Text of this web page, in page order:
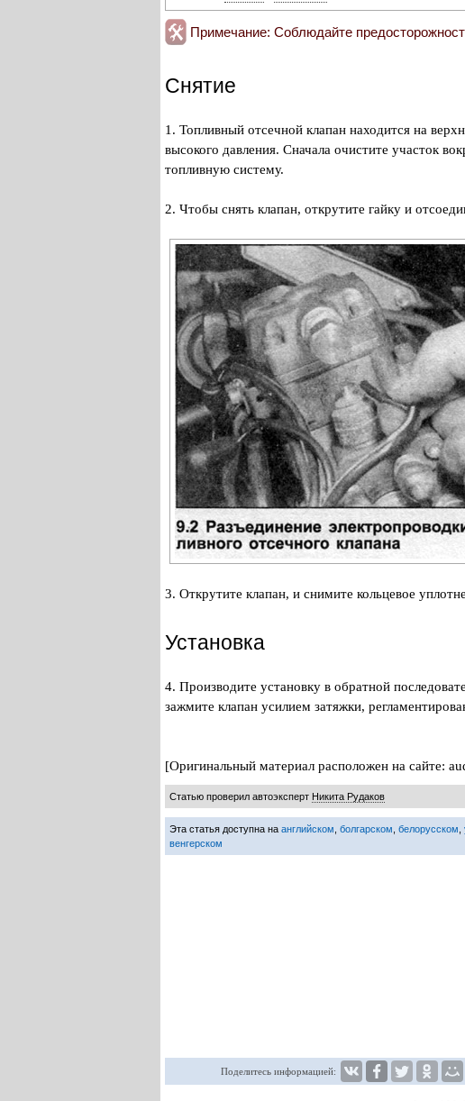
Примечание: Соблюдайте
Снятие
1. Топливный отсечной клапан находится на
высокого давления. Сначала очистите участок
топливную систему.
2. Чтобы снять клапан, открутите гайку и
3. Открутите клапан, и снимите кольцевое
Установка
4. Производите установку в обратной
зажмите клапан усилием затяжки,
[Оригинальный материал расположен на сайте:
Статью проверил автоэксперт Никита Рудаков
Эта статья доступна на английском болгарском белорусском
венгерском
Поделитесь информацией: